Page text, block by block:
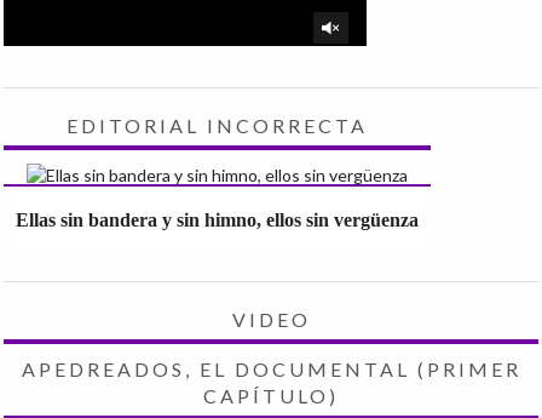
EDITORIAL INCORRECTA
Ellas sin bandera y sin himno, ellos sin vergüenza
VIDEO
APEDREADOS, EL DOCUMENTAL (PRIMER
CAPÍTULO)